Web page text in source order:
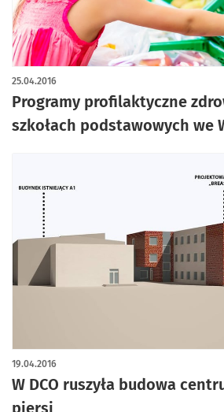
Programy profilaktyczne
szkołach podstawowych we
25.04.2016
W DCO ruszyła budowa
piersi
19.04.2016